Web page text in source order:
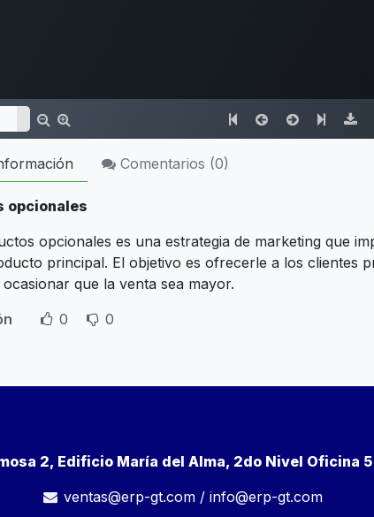
Comentarios (0)
opcionales
opcionales es una estrategia de marketing que
principal. El objetivo es ofrecerle a los clientes
que la venta sea mayor.
0 0
2, Edificio María del Alma, 2do Nivel Oficina 5
ventas@erp-gt.com /info@erp-gt.com